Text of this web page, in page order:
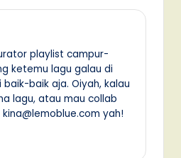
playlist campur-
ketemu lagu galau di
baik aja. Oiyah, kalau
lagu, atau mau collab
yah!